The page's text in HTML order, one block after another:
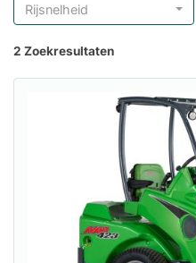
Rijsnelheid
2 Zoekresultaten